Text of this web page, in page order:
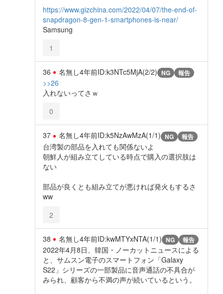
https://www.gizchina.com/2022/04/07/the-end-of-
snapdragon-8-gen-1-smartphones-is-near/
Samsung
1
36 名無し4年前ID:k3NTc5MjA(2/2) NG 報告
>>26
入れないってさｗ
0
37 名無し4年前ID:k5NzAwMzA(1/1) NG 報告
台湾製の部品を入れても関係ないよ
朝鮮人が組み立てしている時点で購入の選択肢は
ない
部品が良くとも組み立てが悪ければ発火もするさ
ww
2
38 名無し4年前ID:kwMTYxNTA(1/1) NG 報告
2022年4月8日、韓国・ノーカットニュースによる
と、サムスン電子のスマートフォン「Galaxy
S22」シリーズの一部製品に音声通話の不具合が
みられ、顧客から不満の声が続いているという。